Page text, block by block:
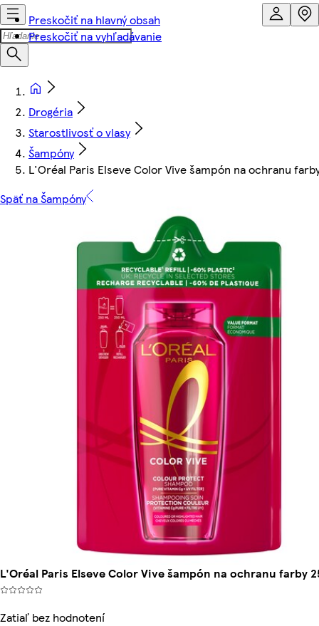
Preskočiť na hlavný obsah
Preskočiť na vyhľadávanie
Drogéria
Starostlivosť o vlasy
Šampóny
L'Oréal Paris Elseve Color Vive šampón na ochranu
Späť na Šampóny
L'Oréal Paris Elseve Color Vive šampón na ochranu farby
Zatiaľ bez hodnotení